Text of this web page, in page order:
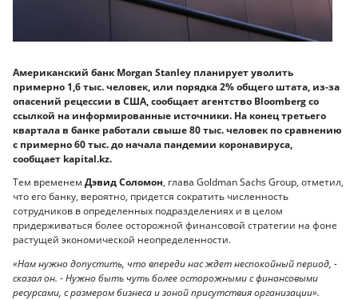
Американский банк Morgan Stanley планирует уволить
примерно 1,6 тыс. человек, или порядка 2% общего штата, из-за
опасений рецессии в США, сообщает агентство Bloomberg со
ссылкой на информированные источники. На конец третьего
квартала в банке работали свыше 80 тыс. человек по сравнению
с примерно 60 тыс. до начала пандемии коронавируса,
сообщает kapital.kz.
Тем временем Дэвид Соломон, глава Goldman Sachs Group, отметил,
что его банку, вероятно, придется сократить численность
сотрудников в определенных подразделениях и в целом
придерживаться более осторожной финансовой стратегии на фоне
растущей экономической неопределенности.
«Нам нужно допустить, что впереди нас ждет неспокойный период, -
сказал он. - Нужно быть чуть более осторожными с финансовыми
ресурсами, с размером бизнеса и зоной присутствия организации».